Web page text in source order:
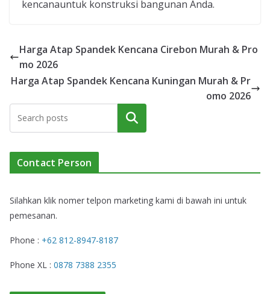
kencanauntuk konstruksi bangunan Anda.
Harga Atap Spandek Kencana Cirebon Murah & Pro
mo 2026
Harga Atap Spandek Kencana Kuningan Murah & Pr
omo 2026
Cari
Contact Person
Silahkan klik nomer telpon marketing kami di bawah ini untuk
pemesanan.
Phone : +62 812-8947-8187
Phone XL : 0878 7388 2355